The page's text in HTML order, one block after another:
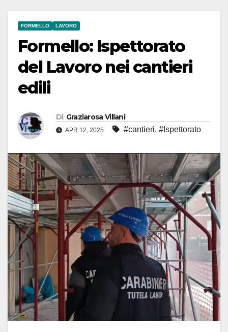
FORMELLO LAVORO
Formello: Ispettorato
del Lavoro nei cantieri
edili
Di Graziarosa Villani
APR 12, 2025 #cantieri, #Ispettorato